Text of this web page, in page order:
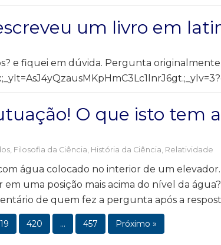
um livro em
e fiquei em dúvida. Pergunta
O que isto tem
, Filosofia da Ciência, História da Ciência, Relatividade
água colocado no interior de um
em uma posição mais acima do nível da
de quem fez a pergunta após a
420 … 457 Próximo »